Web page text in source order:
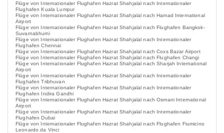
Flüge von Internationaler Flughafen Hazrat Shahjalal nach Internationaler
Flughafen Kuala Lumpur
Flüge von Internationaler Flughafen Hazrat Shahjalal nach Hamad International
Airport
Flüge von Internationaler Flughafen Hazrat Shahjalal nach Flughafen Bangkok-
Suvarnabhumi
Flüge von Internationaler Flughafen Hazrat Shahjalal nach Internationaler
Flughafen Chennai
Flüge von Internationaler Flughafen Hazrat Shahjalal nach Coxs Bazar Airport
Flüge von Internationaler Flughafen Hazrat Shahjalal nach Flughafen Changi
Flüge von Internationaler Flughafen Hazrat Shahjalal nach Sharjah International
Airport
Flüge von Internationaler Flughafen Hazrat Shahjalal nach Internationaler
Flughafen Tribhuvan
Flüge von Internationaler Flughafen Hazrat Shahjalal nach Internationaler
Flughafen Indira Gandhi
Flüge von Internationaler Flughafen Hazrat Shahjalal nach Osmani International
Airport
Flüge von Internationaler Flughafen Hazrat Shahjalal nach Internationaler
Flughafen Dubai
Flüge von Internationaler Flughafen Hazrat Shahjalal nach Flughafen Fiumicino
Leonardo da Vinci